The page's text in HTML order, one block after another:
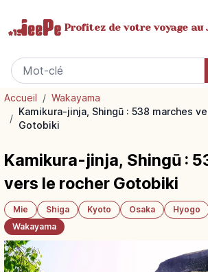
Profitez de votrevoyage au
Accueil / Wakayama
/
Kamikura-jinja, Shingū : 538 marches
Gotobiki
Kamikura-jinja, Shingū :
vers le rocher Gotobiki
Mie Shiga Kyoto Osaka Hyogo
Wakayama